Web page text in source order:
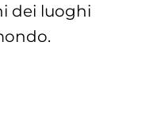
dei luoghi